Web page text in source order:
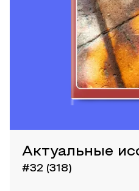
Актуальные
#32 (318)